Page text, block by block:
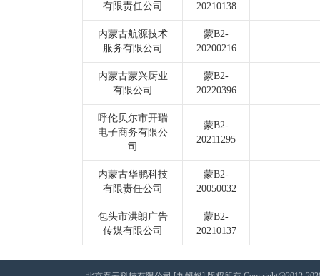
有限责任公司
20210138
内蒙古航源技术
服务有限公司
蒙B2-
20200216
内蒙古蒙兴厨业
有限公司
蒙B2-
20220396
呼伦贝尔市开瑞
电子商务有限公
司
蒙B2-
20211295
内蒙古华鹏科技
有限责任公司
蒙B2-
20050032
包头市洪朗广告
传媒有限公司
蒙B2-
20210137